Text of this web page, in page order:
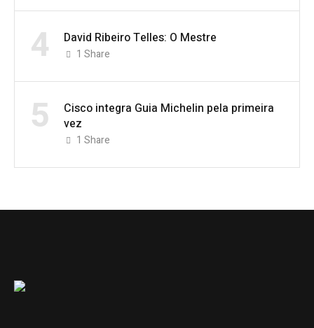
4 David Ribeiro Telles: O Mestre
1 Share
5
Cisco integra Guia Michelin pela primeira
vez
1 Share